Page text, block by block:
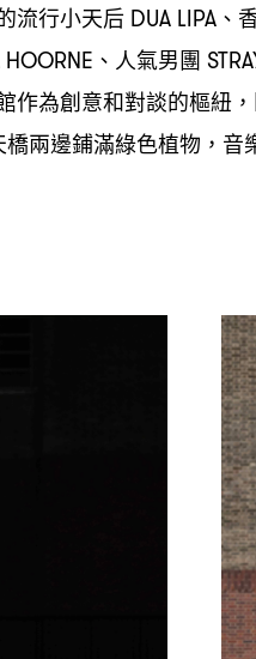
流行小天后 DUA LIPA 、
HOORNE 、人氣男團
作為創意和對談的樞紐 ，
橋兩邊鋪滿綠色植物 ， 音